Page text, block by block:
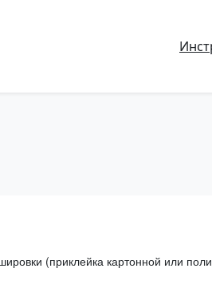
(приклейка картонной или